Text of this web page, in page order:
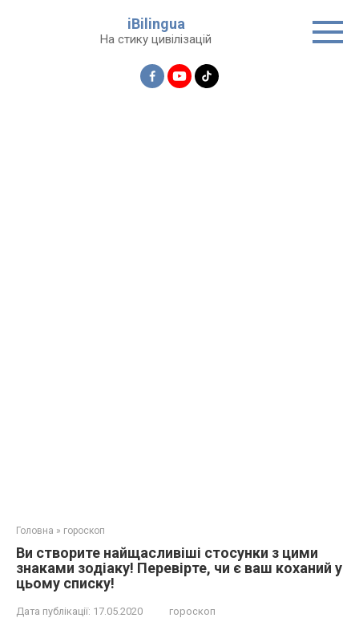
iBilingua
На стику цивілізацій
Головна » гороскоп
Ви створите найщасливіші стосунки з цими
знаками зодіаку! Перевірте, чи є ваш коханий у
цьому списку!
Дата публікації: 17.05.2020 гороскоп